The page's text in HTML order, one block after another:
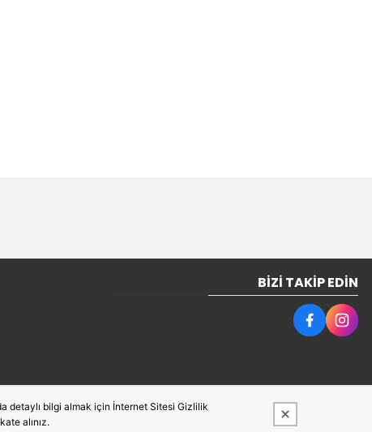
BIZI TAKIP EDIN
detaylı bilgi almak için İnternet Sitesi Gizlilik
alınız.